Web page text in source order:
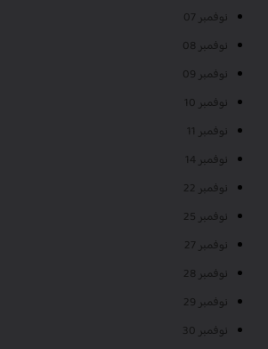
نوفمبر 07
نوفمبر 08
نوفمبر 09
نوفمبر 10
نوفمبر 11
نوفمبر 14
نوفمبر 22
نوفمبر 25
نوفمبر 27
نوفمبر 28
نوفمبر 29
نوفمبر 30